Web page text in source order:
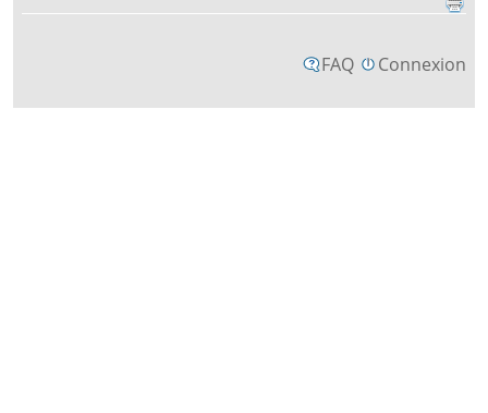
FAQ Connexion